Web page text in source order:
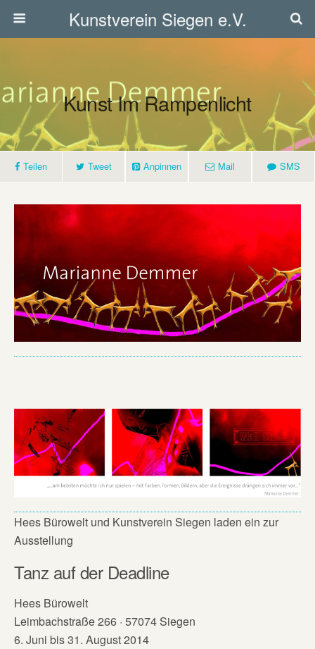
Kunstverein Siegen e.V.
Kunst Im Rampenlicht
Teilen Tweet Anpinnen Mail SMS
Hees Bürowelt und Kunstverein Siegen laden ein zur
Ausstellung
Tanz auf der Deadline
Hees Bürowelt
Leimbachstraße 266 · 57074 Siegen
6. Juni bis 31. August 2014